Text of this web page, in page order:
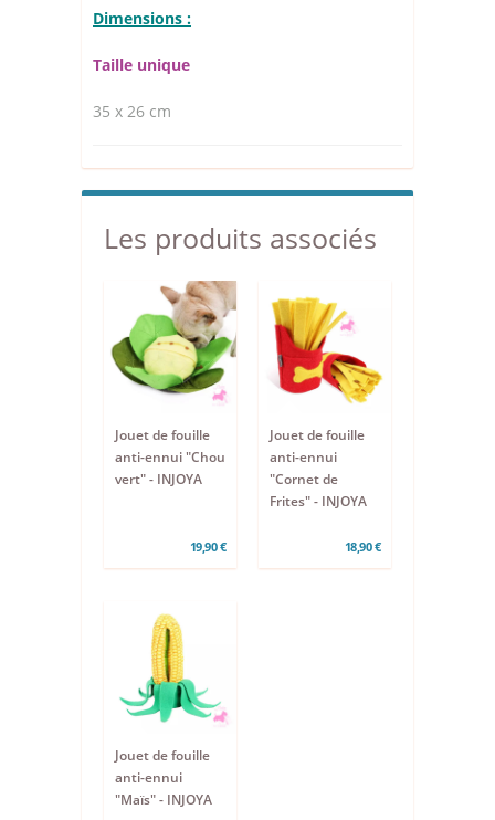
Dimensions :
Taille unique
35 x 26 cm
Les produits associés
Jouet de fouille
anti-ennui "Chou
vert" - INJOYA
19,90 €
Jouet de fouille
anti-ennui
"Cornet de
Frites" - INJOYA
18,90 €
Jouet de fouille
anti-ennui
"Maïs" - INJOYA